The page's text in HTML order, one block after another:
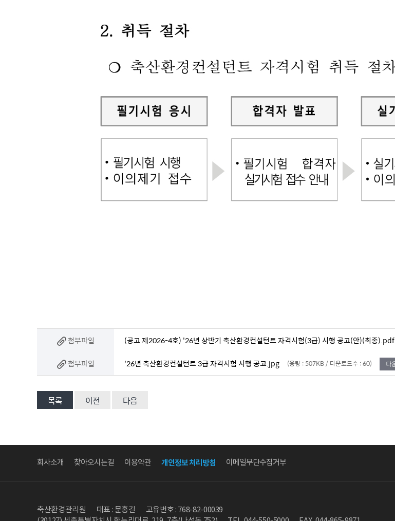
첨부파일 (공고 제2026-4호) '26년 상반기 축산환경컨설턴트 자격시험(3급) 시행 공고(안)(최종).pdf
첨부파일 '26년 축산환경컨설턴트 3급 자격시험 시행 공고.jpg (용량 : 507KB / 다운로드수 : 60)
목록 이전 다음
회사소개 찾아오시는길 이용약관 개인정보 처리방침 이메일무단수집거부
축산환경관리원 대표 : 문홍길
고유번호 : 768-82-00039